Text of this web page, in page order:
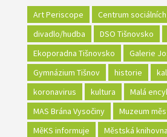
Art Periscope
Centrum
divadlo/hudba
DSO Tišnovsko
Ekoporadna Tišnovsko
Galerie
Gymnázium Tišnov
historie
koronavirus
kultura
Malá
MAS Brána Vysočiny
Muzeum
MěKS informuje
Městská